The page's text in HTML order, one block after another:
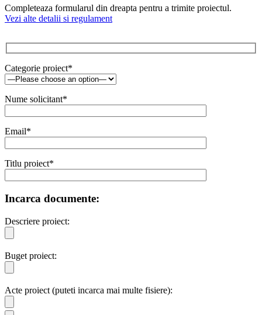
Completeaza formularul din dreapta pentru a trimite proiectul.
Vezi alte detalii si regulament
Categorie proiect*
Nume solicitant*
Email*
Titlu proiect*
Incarca documente:
Descriere proiect:
Buget proiect:
Acte proiect (puteti incarca mai multe fisiere):